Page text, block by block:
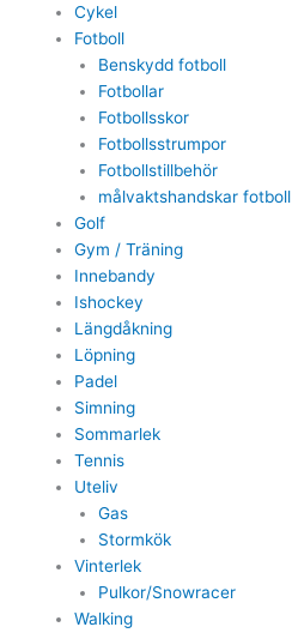
Cykel
Fotboll
Benskydd fotboll
Fotbollar
Fotbollsskor
Fotbollsstrumpor
Fotbollstillbehör
målvaktshandskar fotboll
Golf
Gym / Träning
Innebandy
Ishockey
Längdåkning
Löpning
Padel
Simning
Sommarlek
Tennis
Uteliv
Gas
Stormkök
Vinterlek
Pulkor/Snowracer
Walking